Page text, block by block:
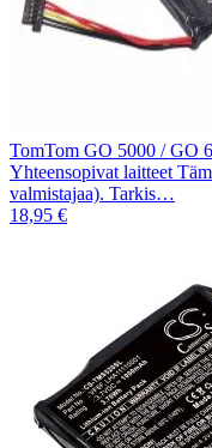
TomTom GO 5000 / GO
Yhteensopivat laitteet
valmistajaa). Tarkis…
18,95 €